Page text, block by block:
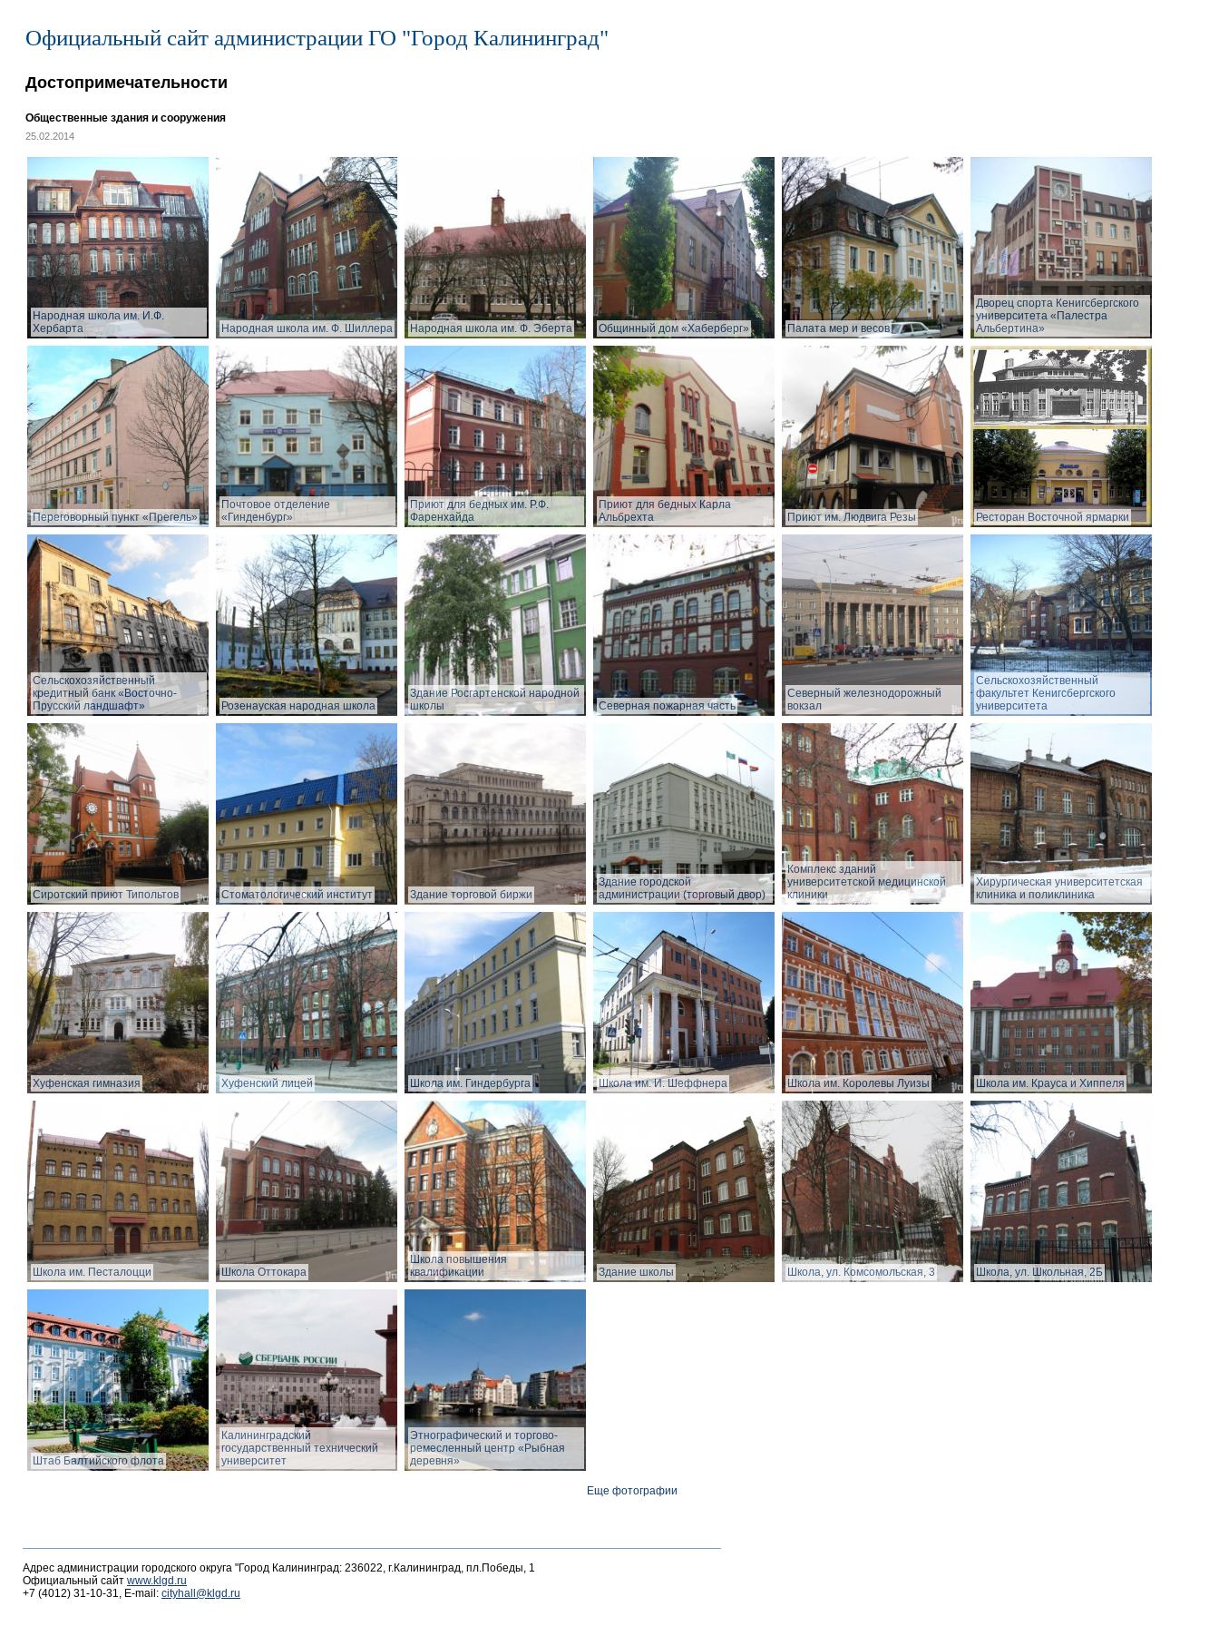
Официальный сайт администрации ГО "Город Калининград"
Достопримечательности
Общественные здания и сооружения
25.02.2014
Народная школа им. И.Ф.
Хербарта
Народная школа им. Ф. Шиллера Народная школа им. Ф. Эберта Общинный дом «Хаберберг» Палата мер и весов
Дворец спорта Кенигсбергского
университета «Палестра
Альбертина»
Переговорный пункт «Прегель»
Почтовое отделение
«Гинденбург»
Приют для бедных им. Р.Ф.
Фаренхайда
Приют для бедных Карла
Альбрехта
Приют им. Людвига Резы Ресторан Восточной ярмарки
Сельскохозяйственный
кредитный банк «Восточно-
Прусский ландшафт»
Розенауская народная школа
Здание Росгартенской народной
школы
Северная пожарная часть
Северный железнодорожный
вокзал
Сельскохозяйственный
факультет Кенигсбергского
университета
Сиротский приют Типольтов Стоматологический институт Здание торговой биржи
Здание городской
администрации (торговый двор)
Комплекс зданий
университетской медицинской
клиники
Хирургическая университетская
клиника и поликлиника
Хуфенская гимназия Хуфенский лицей Школа им. Гиндербурга Школа им. И. Шеффнера Школа им. Королевы Луизы Школа им. Крауса и Хиппеля
Школа им. Песталоцци Школа Оттокара
Школа повышения
квалификации
Здание школы Школа, ул. Комсомольская, 3 Школа, ул. Школьная, 2Б
Штаб Балтийского флота
Калининградский
государственный технический
университет
Этнографический и торгово-
ремесленный центр «Рыбная
деревня»
Еще фотографии
Адрес администрации городского округа "Город Калининград: 236022, г.Калининград, пл.Победы, 1
Официальный сайт www.klgd.ru
+7 (4012) 31-10-31, E-mail: cityhall@klgd.ru